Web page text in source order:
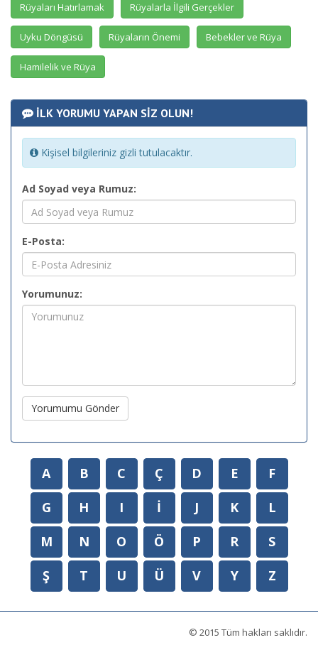
Rüyaları Hatırlamak Rüyalarla İlgili Gerçekler
Uyku Döngüsü Rüyaların Önemi Bebekler ve Rüya
Hamilelik ve Rüya
İLK YORUMU YAPAN SİZ OLUN!
Kişisel bilgileriniz gizli tutulacaktır.
Ad Soyad veya Rumuz:
E-Posta:
Yorumunuz:
Yorumumu Gönder
A B C Ç D E
F
G
H I İ J K
L
M
N O Ö P R
S
Ş
T U Ü V Y Z
© 2015 Tüm hakları saklıdır.